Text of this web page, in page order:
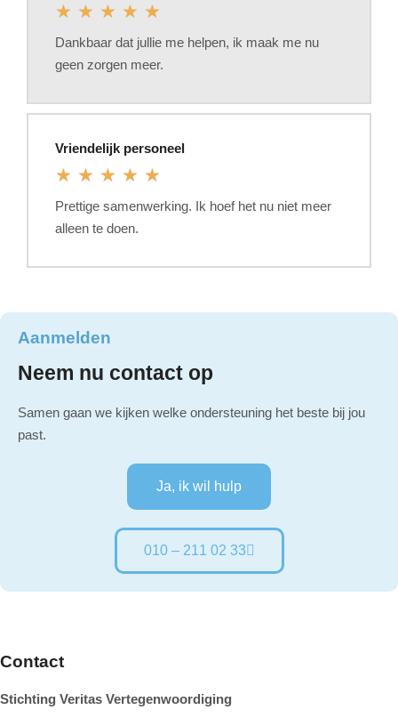
★ ★ ★ ★ ★
Dankbaar dat jullie me helpen, ik maak me nu
geen zorgen meer.
Vriendelijk personeel
★ ★ ★ ★ ★
Prettige samenwerking. Ik hoef het nu niet meer
alleen te doen.
Aanmelden
Neem nu contact op
Samen gaan we kijken welke ondersteuning het beste bij jou
past.
Ja, ik wil hulp
010 – 211 02 33
Contact
Stichting Veritas Vertegenwoordiging